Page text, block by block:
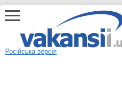
Російська версія